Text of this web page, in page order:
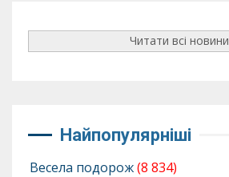
Читати всі новини
Найпопулярніші
Весела подорож(8 834)